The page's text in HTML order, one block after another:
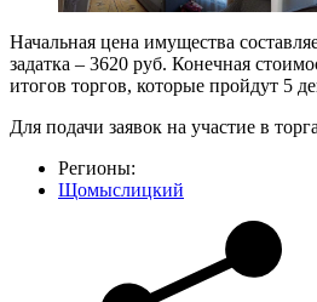
Начальная цена имущества
задатка – 3620 руб. Конечная
итогов торгов, которые пройдут 5
Для подачи заявок на участие в
Регионы:
Щомыслицкий